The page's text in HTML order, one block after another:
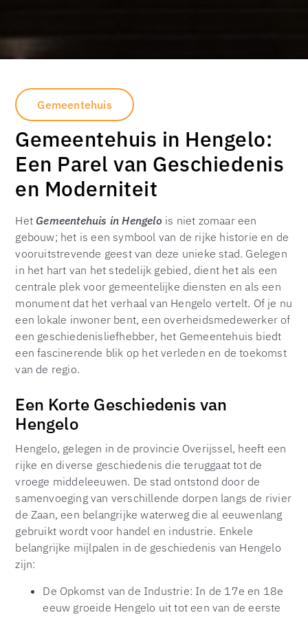
Gemeentehuis
Gemeentehuis in Hengelo:
Een Parel van Geschiedenis
en Moderniteit
Het Gemeentehuis in Hengelo is niet zomaar een
gebouw; het is een symbool van de rijke historie en de
vooruitstrevende geest van deze unieke stad. Gelegen
in het hart van het stedelijk gebied, dient het als een
centrale plek voor gemeentelijke diensten en als een
monument dat het verhaal van Hengelo vertelt. Of je nu
een lokale inwoner bent, een overheidsmedewerker of
een geschiedenisliefhebber, het Gemeentehuis biedt
een fascinerende blik op het verleden en de toekomst
van de regio.
Een Korte Geschiedenis van
Hengelo
Hengelo, gelegen in de provincie Overijssel, heeft een
rijke en diverse geschiedenis die teruggaat tot de
vroege middeleeuwen. De stad ontstond door de
samenvoeging van verschillende dorpen langs de rivier
de Zaan, een belangrijke waterweg die al eeuwenlang
gebruikt wordt voor handel en industrie. Enkele
belangrijke mijlpalen in de geschiedenis van Hengelo
zijn:
De Opkomst van de Industrie: In de 17e en 18e
eeuw groeide Hengelo uit tot een van de eerste